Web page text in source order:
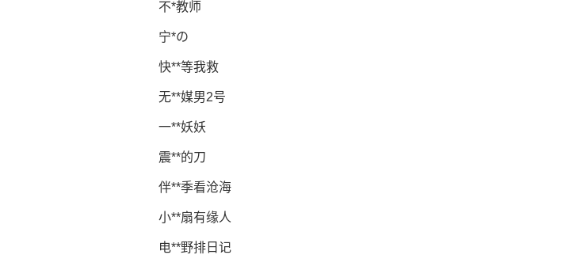
不*教师
宁*の
快**等我救
无**媒男2号
一**妖妖
震**的刀
伴**季看沧海
小**扇有缘人
电**野排日记